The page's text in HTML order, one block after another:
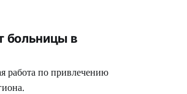
больницы в
работа по привлечению